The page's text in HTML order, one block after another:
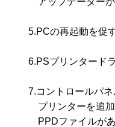
5.PCの再起動を促す
6.PSプリンタードラ
7.コントロールパネ
プリンターを追加し
PPDファイルがあ